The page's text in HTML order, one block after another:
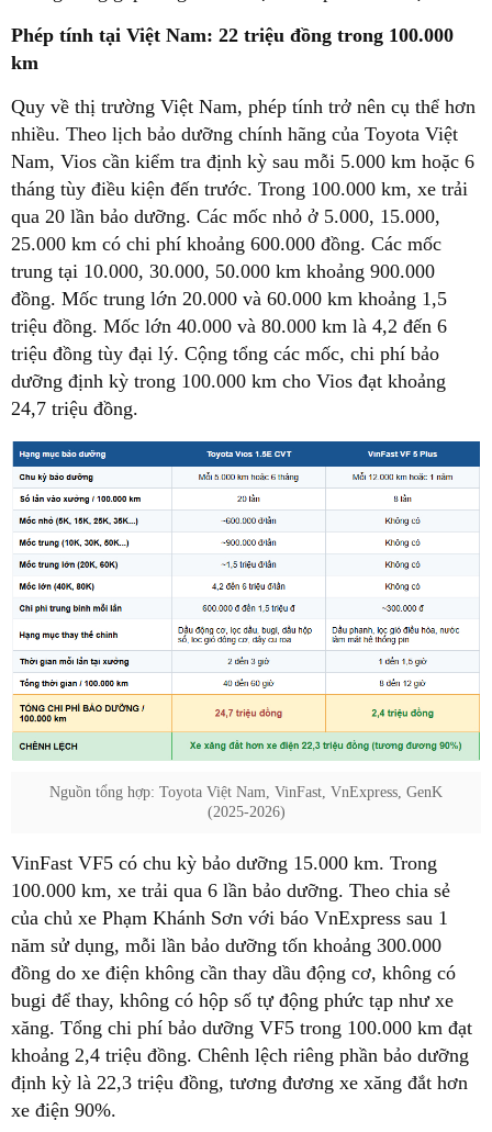
Phép tính tại Việt Nam: 22 triệu đồng trong 100.000
km
Quy về thị trường Việt Nam, phép tính trở nên cụ thể hơn
nhiều. Theo lịch bảo dưỡng chính hãng của Toyota Việt
Nam, Vios cần kiểm tra định kỳ sau mỗi 5.000 km hoặc 6
tháng tùy điều kiện đến trước. Trong 100.000 km, xe trải
qua 20 lần bảo dưỡng. Các mốc nhỏ ở 5.000, 15.000,
25.000 km có chi phí khoảng 600.000 đồng. Các mốc
trung tại 10.000, 30.000, 50.000 km khoảng 900.000
đồng. Mốc trung lớn 20.000 và 60.000 km khoảng 1,5
triệu đồng. Mốc lớn 40.000 và 80.000 km là 4,2 đến 6
triệu đồng tùy đại lý. Cộng tổng các mốc, chi phí bảo
dưỡng định kỳ trong 100.000 km cho Vios đạt khoảng
24,7 triệu đồng.
Nguồn tổng hợp: Toyota Việt Nam, VinFast, VnExpress, GenK
(2025-2026)
VinFast VF5 có chu kỳ bảo dưỡng 15.000 km. Trong
100.000 km, xe trải qua 6 lần bảo dưỡng. Theo chia sẻ
của chủ xe Phạm Khánh Sơn với báo VnExpress sau 1
năm sử dụng, mỗi lần bảo dưỡng tốn khoảng 300.000
đồng do xe điện không cần thay dầu động cơ, không có
bugi để thay, không có hộp số tự động phức tạp như xe
xăng. Tổng chi phí bảo dưỡng VF5 trong 100.000 km đạt
khoảng 2,4 triệu đồng. Chênh lệch riêng phần bảo dưỡng
định kỳ là 22,3 triệu đồng, tương đương xe xăng đắt hơn
xe điện 90%.